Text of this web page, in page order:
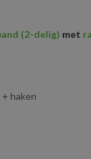
(2-delig) met
haken